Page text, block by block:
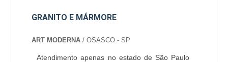
GRANITO E MÁRMORE
ART MODERNA/ OSASCO - SP
Atendimento apenas no estado de São Paulo